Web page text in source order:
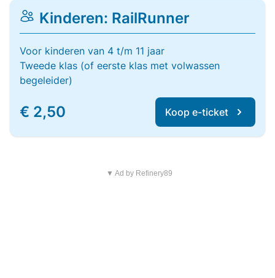
Kinderen: RailRunner
Voor kinderen van 4 t/m 11 jaar
Tweede klas (of eerste klas met volwassen
begeleider)
€ 2,50 Koop e-ticket
▼ Ad by Refinery89